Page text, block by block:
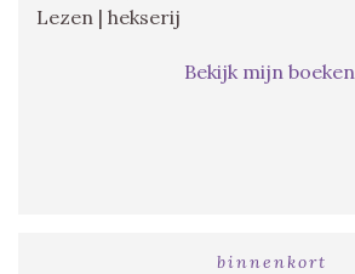
Lezen | hekserij
Bekijk mijn boeken
binnenkort